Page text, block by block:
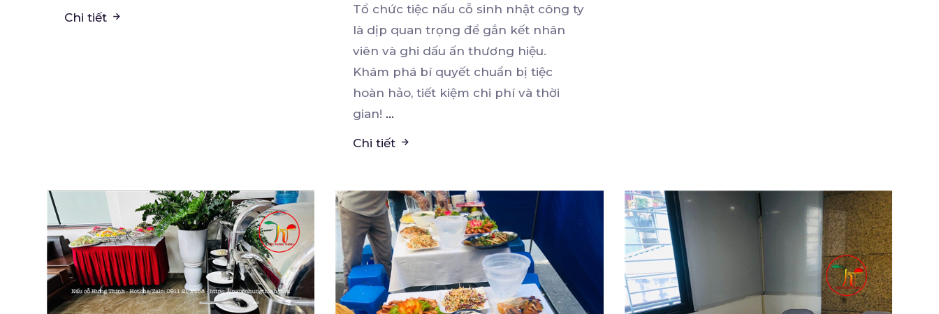
Chi tiết
Tổ chức tiệc nấu cỗ sinh nhật công ty
là dịp quan trọng để gắn kết nhân
viên và ghi dấu ấn thương hiệu.
Khám phá bí quyết chuẩn bị tiệc
hoàn hảo, tiết kiệm chi phí và thời
gian! ...
Chi tiết